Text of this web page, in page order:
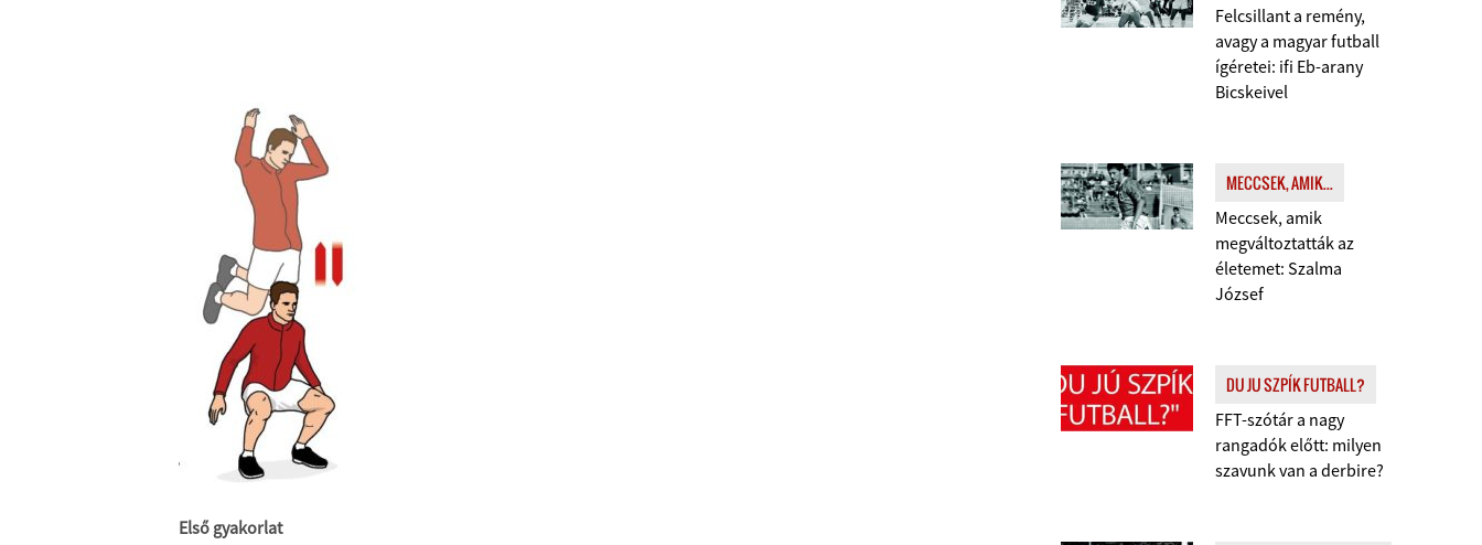
Első gyakorlat
Felcsillant a remény,
avagy a magyar futball
ígéretei: ifi Eb-arany
Bicskeivel
MECCSEK, AMIK...
Meccsek, amik
megváltoztatták az
életemet: Szalma
József
DU JU SZPÍK FUTBALL?
FFT-szótár a nagy
rangadók előtt: milyen
szavunk van a derbire?